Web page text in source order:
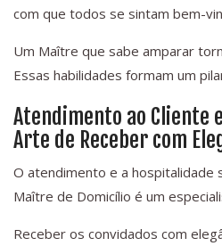
com que todos se sintam bem-
Um Maître que sabe amparar
Essas habilidades formam um
Atendimento ao Cliente
Arte de Receber com
O atendimento e a hospitalidade
Maître de Domicílio é um
Receber os convidados com